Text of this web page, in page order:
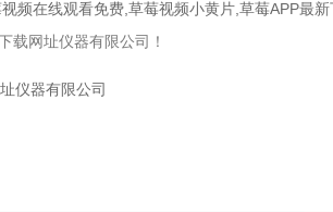
频在线观看免费,草莓视频小黄片,草莓APP最
网址仪器有限公司！